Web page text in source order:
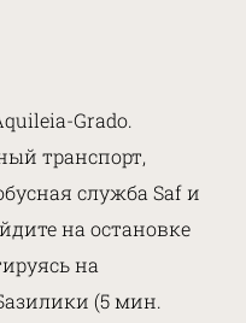
Grado.
транспорт,
служба Saf и
на остановке
на
(5 мин.